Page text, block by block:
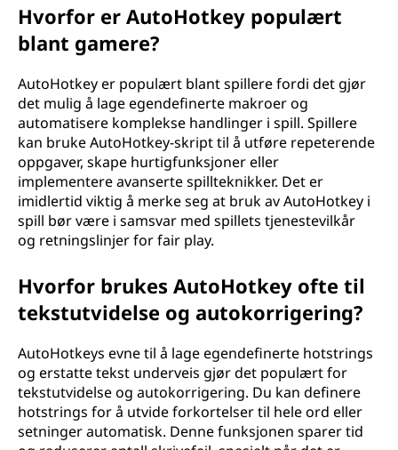
Hvorfor er AutoHotkey populært
blant gamere?
AutoHotkey er populært blant spillere fordi det gjør
det mulig å lage egendefinerte makroer og
automatisere komplekse handlinger i spill. Spillere
kan bruke AutoHotkey-skript til å utføre repeterende
oppgaver, skape hurtigfunksjoner eller
implementere avanserte spillteknikker. Det er
imidlertid viktig å merke seg at bruk av AutoHotkey i
spill bør være i samsvar med spillets tjenestevilkår
og retningslinjer for fair play.
Hvorfor brukes AutoHotkey ofte til
tekstutvidelse og autokorrigering?
AutoHotkeys evne til å lage egendefinerte hotstrings
og erstatte tekst underveis gjør det populært for
tekstutvidelse og autokorrigering. Du kan definere
hotstrings for å utvide forkortelser til hele ord eller
setninger automatisk. Denne funksjonen sparer tid